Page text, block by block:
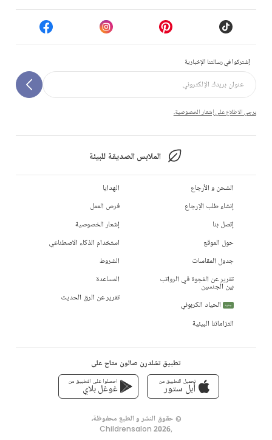
إشتركوا في رسالتنا الإخبارية
يرجى الاطلاع على إشعار الخصوصية.
الملابس الصديقة للبيئة
الشحن و الأرجاع
إنشاء طلب الإرجاع
إتصل بنا
حول الموقع
جدول المقاسات
تقرير عن الفجوة في الرواتب
بين الجنسين
جديد
الحياد الكربوني
التزاماتنا البيئية
الهدايا
فرص العمل
إشعار الخصوصية
استخدام الذكاء الاصطناعي
الشروط
المساعدة
تقرير عن الرق الحديث
تطبيق تشلدرن صالون متاح على
تحميل التطبيق من
أبل ستور
احصلوا على التطبيق من
غوغل بلاي
© حقوق النشر و الطبع محفوظة،
,
Childrensalon 2026